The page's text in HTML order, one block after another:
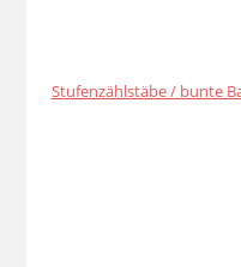
Stufenzählstäbe / bunte